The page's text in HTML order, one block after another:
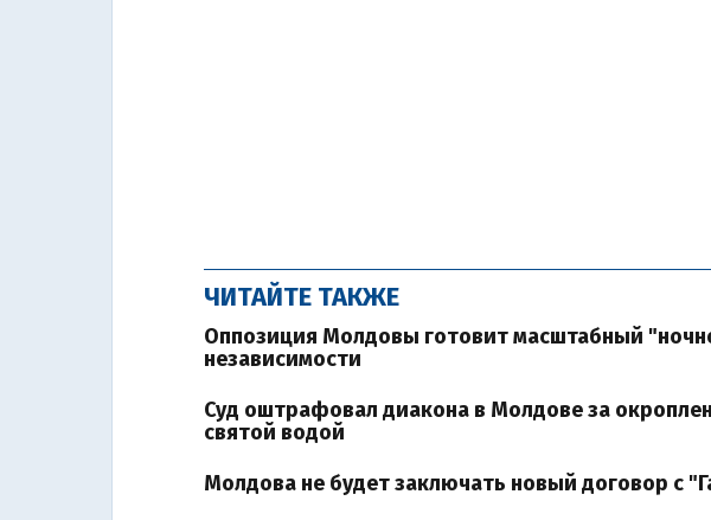
ЧИТАЙТЕ ТАКЖЕ
Оппозиция Молдовы готовит масштабный
независимости
Суд оштрафовал диакона в Молдове за
святой водой
Молдова не будет заключать новый договор с